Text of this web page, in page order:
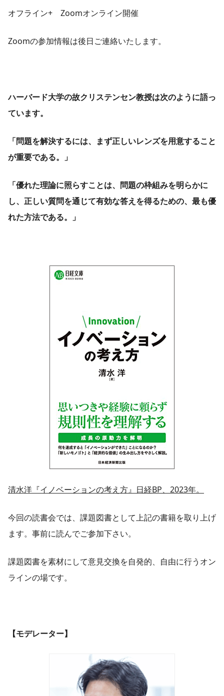
オフライン+ Zoomオンライン開催
Zoomの参加情報は後日ご連絡いたします。
ハーバード大学の故クリステンセン教授は次のように語っ
ています。
「問題を解決するには、まず正しいレンズを用意すること
が重要である。」
「優れた理論に照らすことは、問題の枠組みを明らかに
し、正しい質問を通じて有効な答えを得るための、最も優
れた方法である。」
清水洋『イノベーションの考え方』日経BP、2023年。
今回の読書会では、課題図書として上記の書籍を取り上げ
ます。事前に読んでご参加下さい。
課題図書を素材にして意見交換を自発的、自由に行うオン
ラインの場です。
【モデレーター】